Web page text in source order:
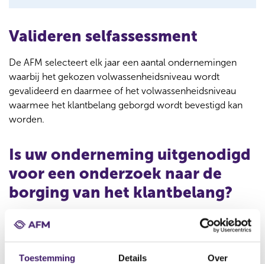
Toestemming Details Over
Valideren selfassessment
De AFM selecteert elk jaar een aantal ondernemingen
waarbij het gekozen volwassenheidsniveau wordt
gevalideerd en daarmee of het volwassenheidsniveau
waarmee het klantbelang geborgd wordt bevestigd kan
worden.
Is uw onderneming uitgenodigd
voor een onderzoek naar de
borging van het klantbelang?
De AFM selecteert ieder jaar een aantal ondernemingen
voor het onderzoek naar de borging van het klantbelang.
ondernemingen krijgen in een uitvraag een aantal